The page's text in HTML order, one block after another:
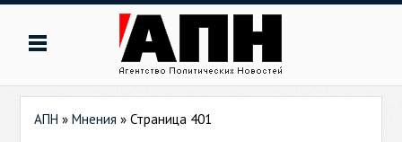
АПН »Мнения » Страница 401